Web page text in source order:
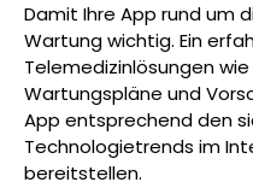
Damit Ihre App rund um
Wartung wichtig. Ein
Telemedizinlösungen
Wartungspläne und
App entsprechend den
Technologietrends im
bereitstellen.